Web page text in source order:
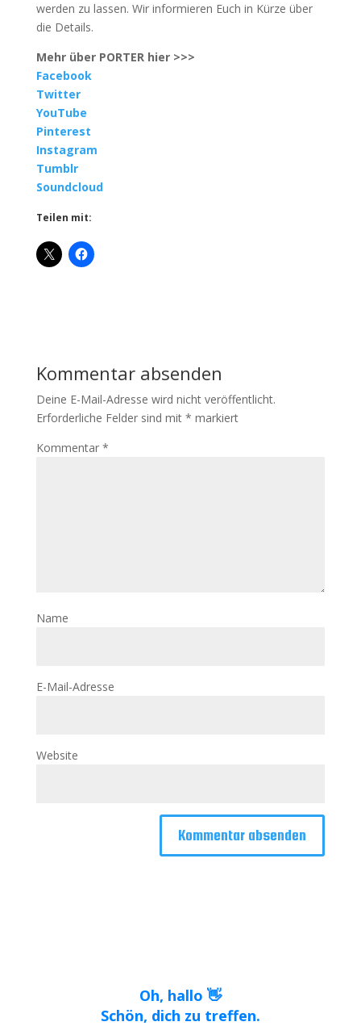
werden zu lassen. Wir informieren Euch in Kürze über
die Details.
Mehr über PORTER hier >>>
Facebook
Twitter
YouTube
Pinterest
Instagram
Tumblr
Soundcloud
Teilen mit:
Kommentar absenden
Deine E-Mail-Adresse wird nicht veröffentlicht.
Erforderliche Felder sind mit * markiert
Kommentar *
Name
E-Mail-Adresse
Website
Oh, hallo 👋
Schön, dich zu treffen.